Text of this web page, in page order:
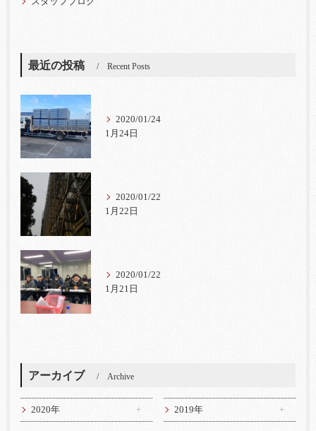
最近の投稿 Recent Posts
2020/01/24
1月24日
2020/01/22
1月22日
2020/01/22
1月21日
アーカイブ Archive
2020年 2019年